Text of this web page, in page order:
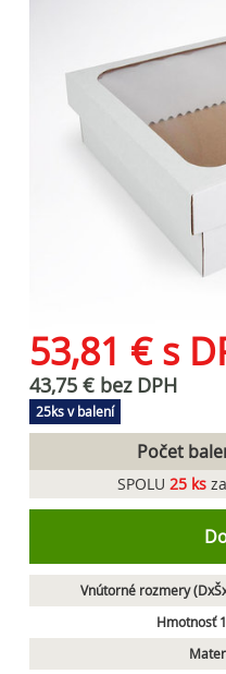
53,81 € s
43,75 € bez DPH
25ks v balení
Počet
SPOLU 25 ks
Vnútorné rozmery
Hmotnosť